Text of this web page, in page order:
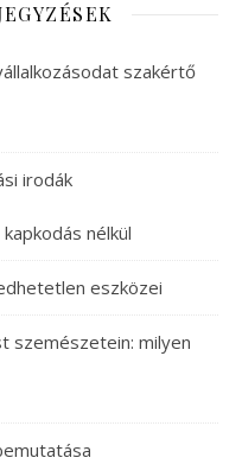
szakértő
irodák
nélkül
eszközei
szemészetein: milyen